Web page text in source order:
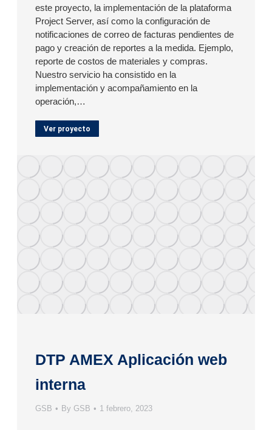
este proyecto, la implementación de la plataforma
Project Server, así como la configuración de
notificaciones de correo de facturas pendientes de
pago y creación de reportes a la medida. Ejemplo,
reporte de costos de materiales y compras.
Nuestro servicio ha consistido en la
implementación y acompañamiento en la
operación,…
Ver proyecto
DTP AMEX Aplicación web
interna
GSB By GSB 1 febrero, 2023